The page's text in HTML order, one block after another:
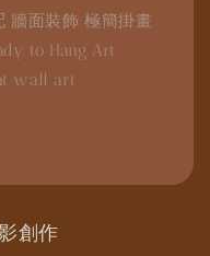
牆面裝飾極簡掛畫
to Hang Art
wall art
創作